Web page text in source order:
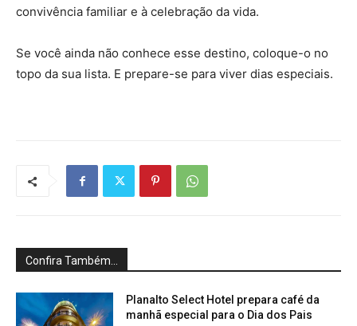
convivência familiar e à celebração da vida.
Se você ainda não conhece esse destino, coloque-o no
topo da sua lista. E prepare-se para viver dias especiais.
Confira Também...
Planalto Select Hotel prepara café da
manhã especial para o Dia dos Pais